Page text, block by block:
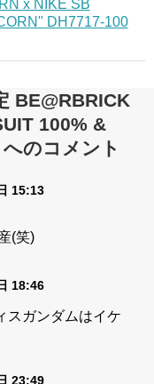
x NIKE SB
DH7717-100
BE@RBRICK
100% &
のコメント
15:13
(笑)
18:46
スガンダムはイケ
23:49